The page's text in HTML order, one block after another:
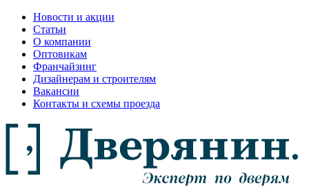
Новости и акции
Статьи
О компании
Оптовикам
Франчайзинг
Дизайнерам и строителям
Вакансии
Контакты и схемы проезда